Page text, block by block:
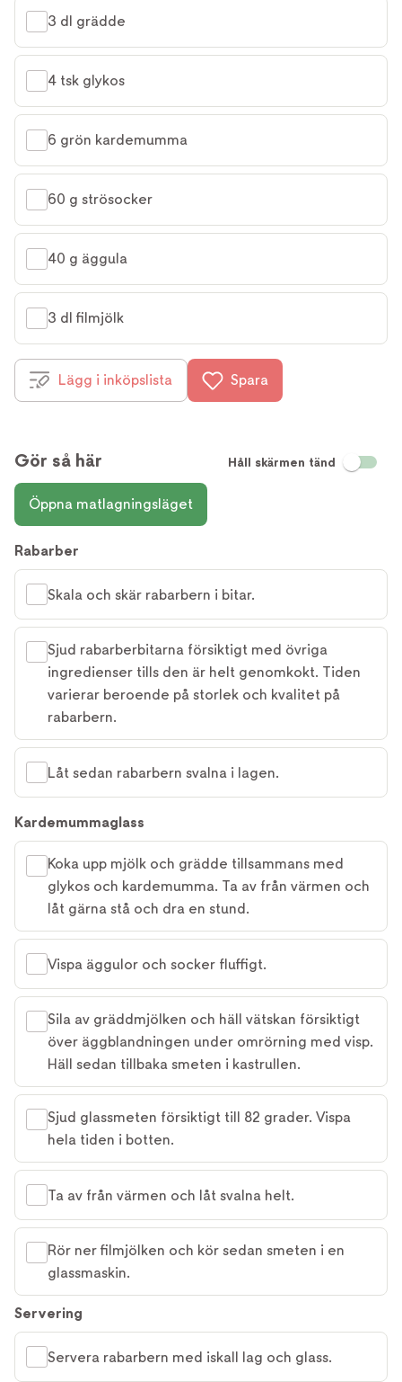
3 dl grädde
4 tsk glykos
6 grön kardemumma
60 g strösocker
40 g äggula
3 dl filmjölk
Lägg i inköpslista Spara
Gör så här Håll skärmen tänd
Öppna matlagningsläget
Rabarber
Skala och skär rabarbern i bitar.
Sjud rabarberbitarna försiktigt med övriga
ingredienser tills den är helt genomkokt. Tiden
varierar beroende på storlek och kvalitet på
rabarbern.
Låt sedan rabarbern svalna i lagen.
Kardemummaglass
Koka upp mjölk och grädde tillsammans med
glykos och kardemumma. Ta av från värmen och
låt gärna stå och dra en stund.
Vispa äggulor och socker fluffigt.
Sila av gräddmjölken och häll vätskan försiktigt
över äggblandningen under omrörning med visp.
Häll sedan tillbaka smeten i kastrullen.
Sjud glassmeten försiktigt till 82 grader. Vispa
hela tiden i botten.
Ta av från värmen och låt svalna helt.
Rör ner filmjölken och kör sedan smeten i en
glassmaskin.
Servering
Servera rabarbern med iskall lag och glass.